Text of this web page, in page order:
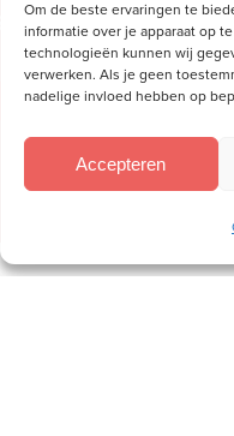
Om de beste ervaringen te
informatie over je apparaat op
technologieën kunnen wij
verwerken. Als je geen
nadelige invloed hebben op
Accepteren
al?